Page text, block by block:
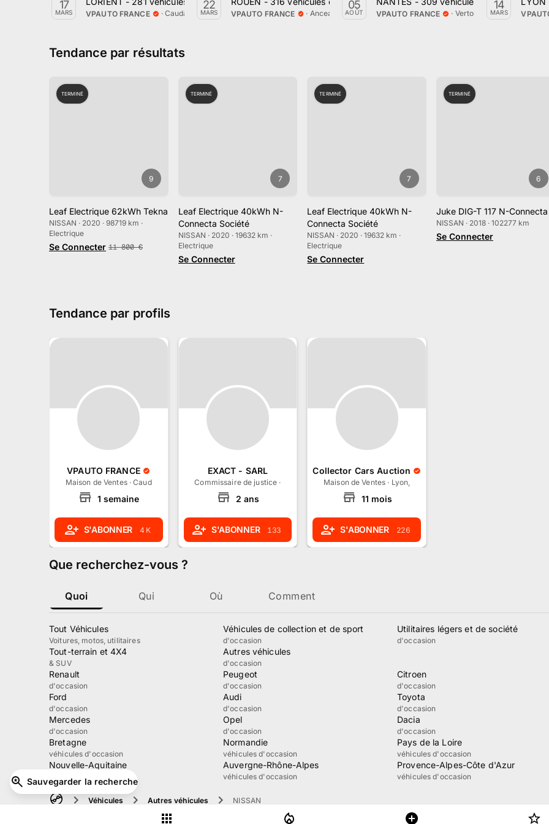
17
MARS VPAUTO FRANCE · Caudan, Bretagne
22
MARS VPAUTO FRANCE · Anceaumeville, Normandie
05
AOÛT VPAUTO FRANCE · Vertou, Pays de la Loire
14
MARS
Tendance par résultats
9
TERMINÉ
Leaf Electrique 62kWh Tekna
NISSAN · 2020 · 98719 km ·
Electrique
Se Connecter 11 800 €
7
TERMINÉ
Leaf Electrique 40kWh N-
Connecta Société
NISSAN · 2020 · 19632 km ·
Electrique
Se Connecter
7
TERMINÉ
Leaf Electrique 40kWh N-
Connecta Société
NISSAN · 2020 · 19632 km ·
Electrique
Se Connecter
6
TERMINÉ
Juke DIG-T 117 N-Connecta
NISSAN · 2018 · 102277 km
Se Connecter
Tendance par profils
VPAUTO FRANCE
Maison de Ventes·Caudan, Bretagne
1 semaine
S'ABONNER 4 K
EXACT - SARL
Commissaire de justice · Strasbourg, Grand Est
2 ans
S'ABONNER 133
Collector Cars Auction
Maison de Ventes · Lyon, Auvergne-Rhône-Alpes
11 mois
S'ABONNER 226
Que recherchez-vous ?
Quoi Qui Où Comment
Tout Véhicules
Voitures, motos, utilitaires
Véhicules de collection et de sport
d'occasion
Utilitaires légers et de société
d'occasion
Tout-terrain et 4X4
& SUV
Autres véhicules
d'occasion
Renault
d'occasion
Peugeot
d'occasion
Citroen
d'occasion
Ford
d'occasion
Audi
d'occasion
Toyota
d'occasion
Mercedes
d'occasion
Opel
d'occasion
Dacia
d'occasion
Bretagne
véhicules d'occasion
Normandie
véhicules d'occasion
Pays de la Loire
véhicules d'occasion
Nouvelle-Aquitaine
véhicules d'occasion
Auvergne-Rhône-Alpes
véhicules d'occasion
Provence-Alpes-Côte d'Azur
véhicules d'occasion
Véhicules Autres véhicules NISSAN
Sauvegarder la recherche